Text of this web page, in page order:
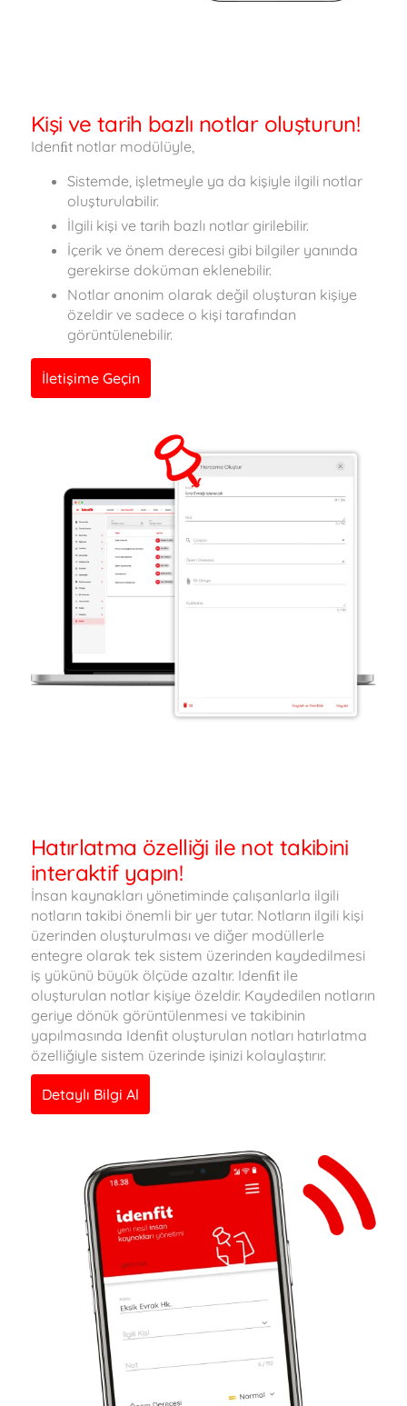
Kişi ve tarih bazlı notlar oluşturun!
Idenﬁt notlar modülüyle,
Sistemde, işletmeyle ya da kişiyle ilgili notlar
oluşturulabilir.
İlgili kişi ve tarih bazlı notlar girilebilir.
İçerik ve önem derecesi gibi bilgiler yanında
gerekirse doküman eklenebilir.
Notlar anonim olarak değil oluşturan kişiye
özeldir ve sadece o kişi tarafından
görüntülenebilir.
İletişime Geçin
Hatırlatma özelliği ile not takibini
interaktif yapın!
İnsan kaynakları yönetiminde çalışanlarla ilgili
notların takibi önemli bir yer tutar. Notların ilgili kişi
üzerinden oluşturulması ve diğer modüllerle
entegre olarak tek sistem üzerinden kaydedilmesi
iş yükünü büyük ölçüde azaltır. Idenﬁt ile
oluşturulan notlar kişiye özeldir. Kaydedilen notların
geriye dönük görüntülenmesi ve takibinin
yapılmasında Idenﬁt oluşturulan notları hatırlatma
özelliğiyle sistem üzerinde işinizi kolaylaştırır.
Detaylı Bilgi Al